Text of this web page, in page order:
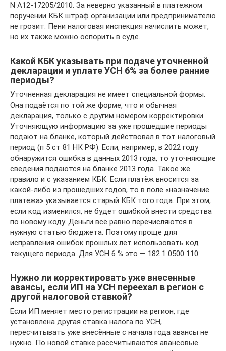
N А12-17205/2010. За неверно указанный в платежном
поручении КБК штраф организации или предпринимателю
не грозит. Пени налоговая инспекция начислить может,
но их также можно оспорить в суде.
Какой КБК указывать при подаче уточненной
декларации и уплате УСН 6% за более ранние
периоды?
Уточненная декларация не имеет специальной формы.
Она подаётся по той же форме, что и обычная
декларация, только с другим номером корректировки.
Уточняющую информацию за уже прошедшие периоды
подают на бланке, который действовал в тот налоговый
период (п 5 ст 81 НК РФ). Если, например, в 2022 году
обнаружится ошибка в данных 2013 года, то уточняющие
сведения подаются на бланке 2013 года. Такое же
правило и с указанием КБК. Если платёж вносится за
какой-либо из прошедших годов, то в поле «назначение
платежа» указывается старый КБК того года. При этом,
если код изменился, не будет ошибкой внести средства
по новому коду. Деньги всё равно перечисляются в
нужную статью бюджета. Поэтому проще для
исправления ошибок прошлых лет использовать код
текущего периода. Для УСН 6 % это — 182 1 0500 110.
Нужно ли корректировать уже внесенные
авансы, если ИП на УСН переехал в регион с
другой налоговой ставкой?
Если ИП меняет место регистрации на регион, где
установлена другая ставка налога по УСН,
пересчитывать уже внесённые с начала года авансы не
нужно. По новой ставке рассчитываются авансовые